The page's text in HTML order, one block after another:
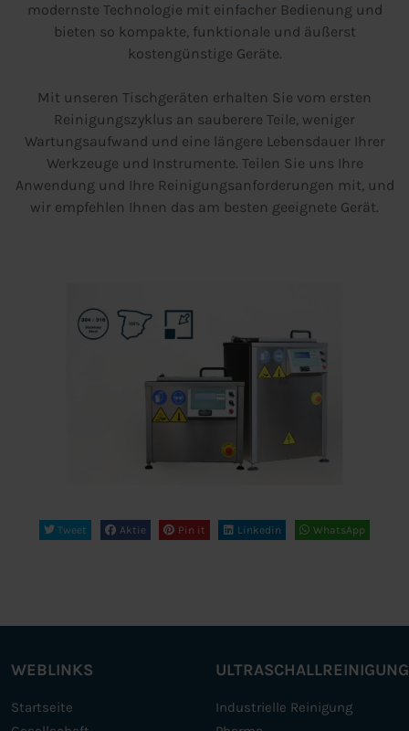
modernste Technologie mit einfacher Bedienung und
bieten so kompakte, funktionale und äußerst
kostengünstige Geräte.
Mit unseren Tischgeräten erhalten Sie vom ersten
Reinigungszyklus an sauberere Teile, weniger
Wartungsaufwand und eine längere Lebensdauer Ihrer
Werkzeuge und Instrumente. Teilen Sie uns Ihre
Anwendung und Ihre Reinigungsanforderungen mit, und
wir empfehlen Ihnen das am besten geeignete Gerät.
Tweet Aktie Pin it Linkedin WhatsApp
WEBLINKS
Startseite
Industrielle Reinigung